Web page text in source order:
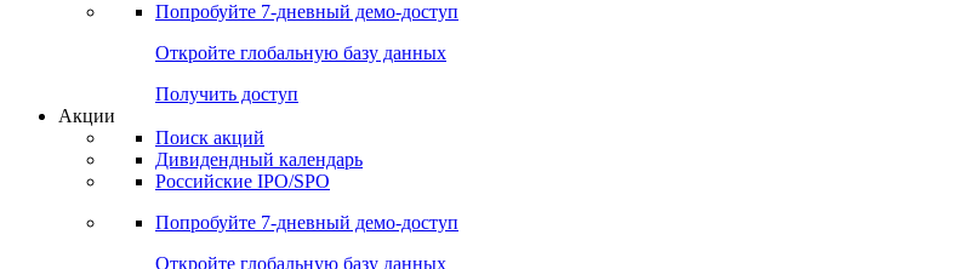
Cbonds Awards
Опросы
Попробуйте7-дневный
Откройте глобальную базу данных
Получить доступ
Акции
Поиск акций
Дивидендный календарь
Российские IPO/SPO